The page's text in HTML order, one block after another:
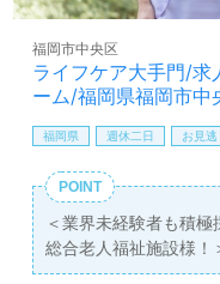
しは【ウィルオブ介護
LINE、メール、お電話
相談可能です。転職
料サービスをご利用
あり！＞"転職支援"の
ライフケア大手門/
ーム/福岡県福岡市中
福岡市中央区
福岡県 週休二日 お見逃
POINT
＜業界未経験者も積
総合老人福祉施設様
【月給195,000円～